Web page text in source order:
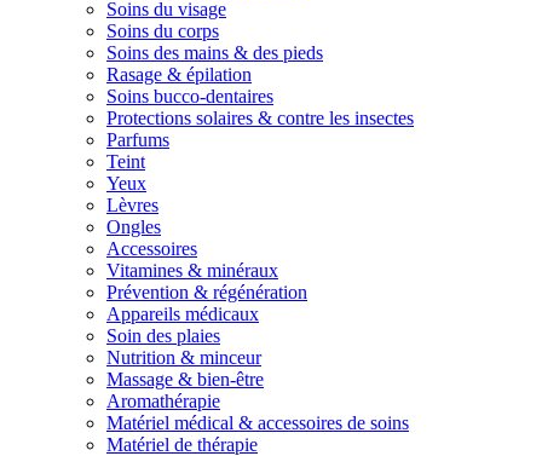
Soins du visage
Soins du corps
Soins des mains & des pieds
Rasage & épilation
Soins bucco-dentaires
Protections solaires & contre les insectes
Parfums
Teint
Yeux
Lèvres
Ongles
Accessoires
Vitamines & minéraux
Prévention & régénération
Appareils médicaux
Soin des plaies
Nutrition & minceur
Massage & bien-être
Aromathérapie
Matériel médical & accessoires de soins
Matériel de thérapie